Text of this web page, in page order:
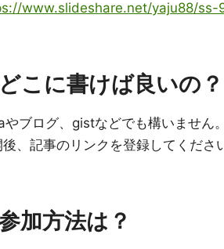
www.slideshare.net/yaju88/ss-
どこに書けば良いの？
やブログ、gistなどでも構いません。
、記事のリンクを登録してくださ
加方法は？